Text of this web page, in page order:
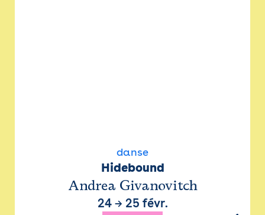
danse
Hidebound
Andrea Givanovitch
24→ 25 févr.